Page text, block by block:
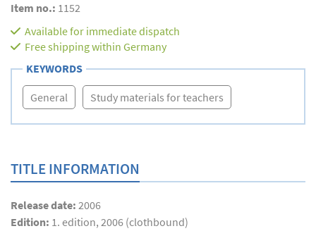
Item no.: 1152
Available for immediate dispatch
Free shipping within Germany
KEYWORDS
General Study materials for teachers
TITLE INFORMATION
Release date: 2006
Edition: 1. edition, 2006 (clothbound)